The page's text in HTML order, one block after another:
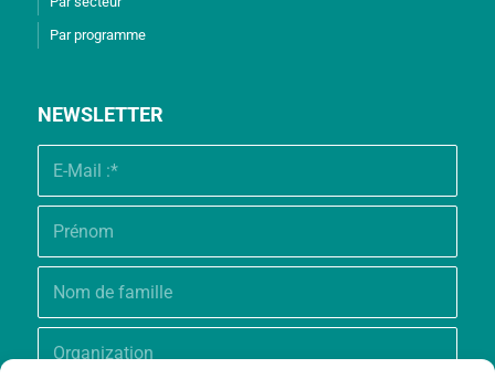
Par programme
NEWSLETTER